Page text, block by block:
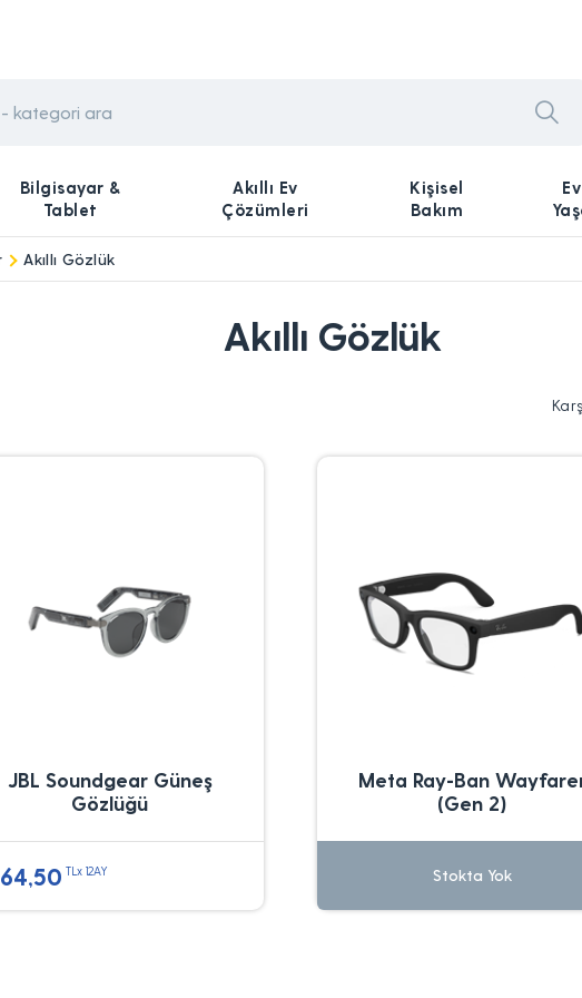
Bilgisayar &
Tablet
Akıllı Ev
Çözümleri
Kişisel
Bakım
Akıllı Gözlük
Akıllı Gözlük
JBL Soundgear Güneş
Gözlüğü
TLx 12AY
Meta Ray-Ban
(Gen 2)
Stokta Yok